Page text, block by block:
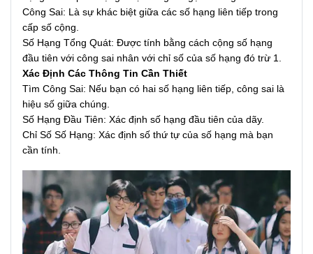
Công Sai: Là sự khác biệt giữa các số hạng liên tiếp trong
cấp số cộng.
Số Hạng Tổng Quát: Được tính bằng cách cộng số hạng
đầu tiên với công sai nhân với chỉ số của số hạng đó trừ 1.
Xác Định Các Thông Tin Cần Thiết
Tìm Công Sai: Nếu bạn có hai số hạng liên tiếp, công sai là
hiệu số giữa chúng.
Số Hạng Đầu Tiên: Xác định số hạng đầu tiên của dãy.
Chỉ Số Số Hạng: Xác định số thứ tự của số hạng mà bạn
cần tính.